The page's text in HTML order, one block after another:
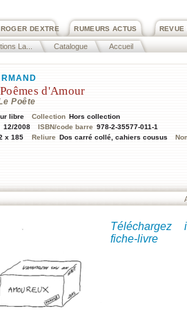
REVUE
RUMEURS ACTUS
DEXTRE
La... Catalogue Accueil
d'Amour
Poête
libre Collection Hors collection
12/2008 ISBN/code barre 978-2-35577-011-1
x 185 Reliure Dos carré collé, cahiers cousus
fiche-livre